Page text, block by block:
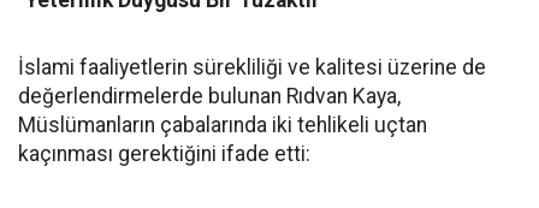
İslami faaliyetlerin sürekliliği ve kalitesi üzerine de
değerlendirmelerde bulunan Rıdvan Kaya,
Müslümanların çabalarında iki tehlikeli uçtan
kaçınması gerektiğini ifade etti: